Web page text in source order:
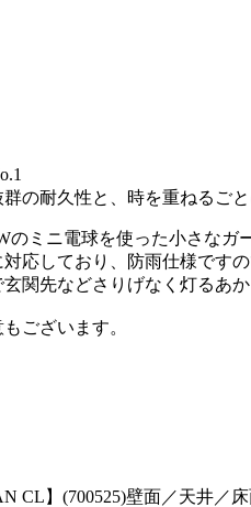
の耐久性と、時を重ねるご
ミニ電球を使った小さなガ
応しており、防雨仕様です
関先などさりげなく灯るあ
ございます。
CL】(700525)壁面／天井